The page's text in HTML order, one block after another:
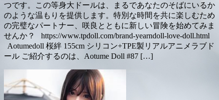
つです。この等身大ドールは、まるであなたのそばにいるか
のような温もりを提供します。特別な時間を共に楽しむため
の完璧なパートナー、咲良とともに新しい冒険を始めてみま
せんか？ https://www.tpdoll.com/brand-yearndoll-love-doll.html
Aotumedoll 桜絆 155cm シリコン+TPE製リアルアニメラブド
ール ご紹介するのは、Aotume Doll #87 […]